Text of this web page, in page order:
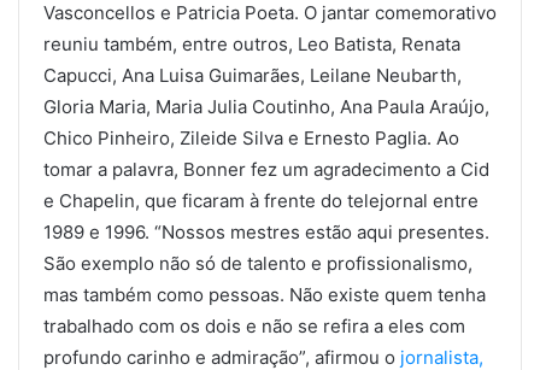
Vasconcellos e Patricia Poeta. O jantar comemorativo
reuniu também, entre outros, Leo Batista, Renata
Capucci, Ana Luisa Guimarães, Leilane Neubarth,
Gloria Maria, Maria Julia Coutinho, Ana Paula Araújo,
Chico Pinheiro, Zileide Silva e Ernesto Paglia. Ao
tomar a palavra, Bonner fez um agradecimento a Cid
e Chapelin, que ficaram à frente do telejornal entre
1989 e 1996. “Nossos mestres estão aqui presentes.
São exemplo não só de talento e profissionalismo,
mas também como pessoas. Não existe quem tenha
trabalhado com os dois e não se refira a eles com
profundo carinho e admiração”, afirmou o jornalista,